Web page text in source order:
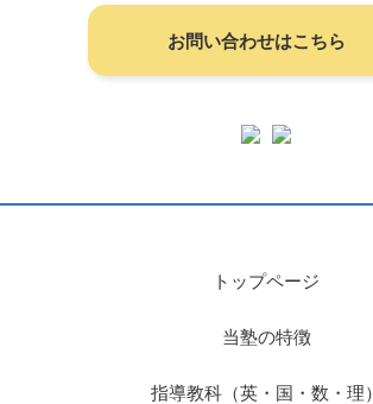
お問い合わせはこちら
トップページ
当塾の特徴
指導教科（英・国・数・理）